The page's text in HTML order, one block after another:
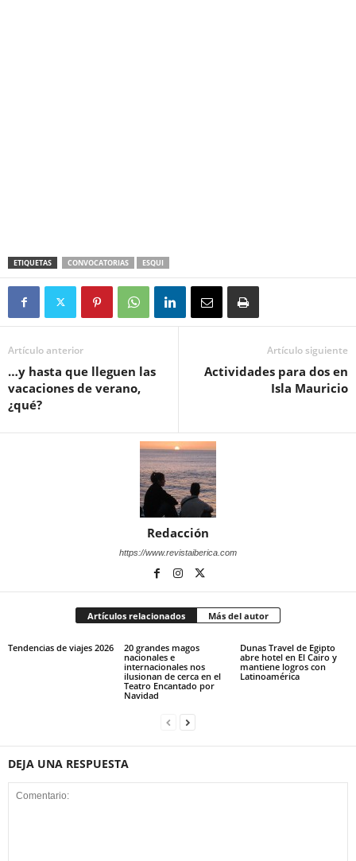
ETIQUETAS CONVOCATORIAS ESQUI
Artículo anterior
…y hasta que lleguen las
vacaciones de verano,
¿qué?
Artículo siguiente
Actividades para dos en
Isla Mauricio
Redacción
https://www.revistaiberica.com
Artículos relacionados Más del autor
Tendencias de viajes 2026
20 grandes magos
nacionales e
internacionales nos
ilusionan de cerca en el
Teatro Encantado por
Navidad
Dunas Travel de Egipto
abre hotel en El Cairo y
mantiene logros con
Latinoamérica
DEJA UNA RESPUESTA